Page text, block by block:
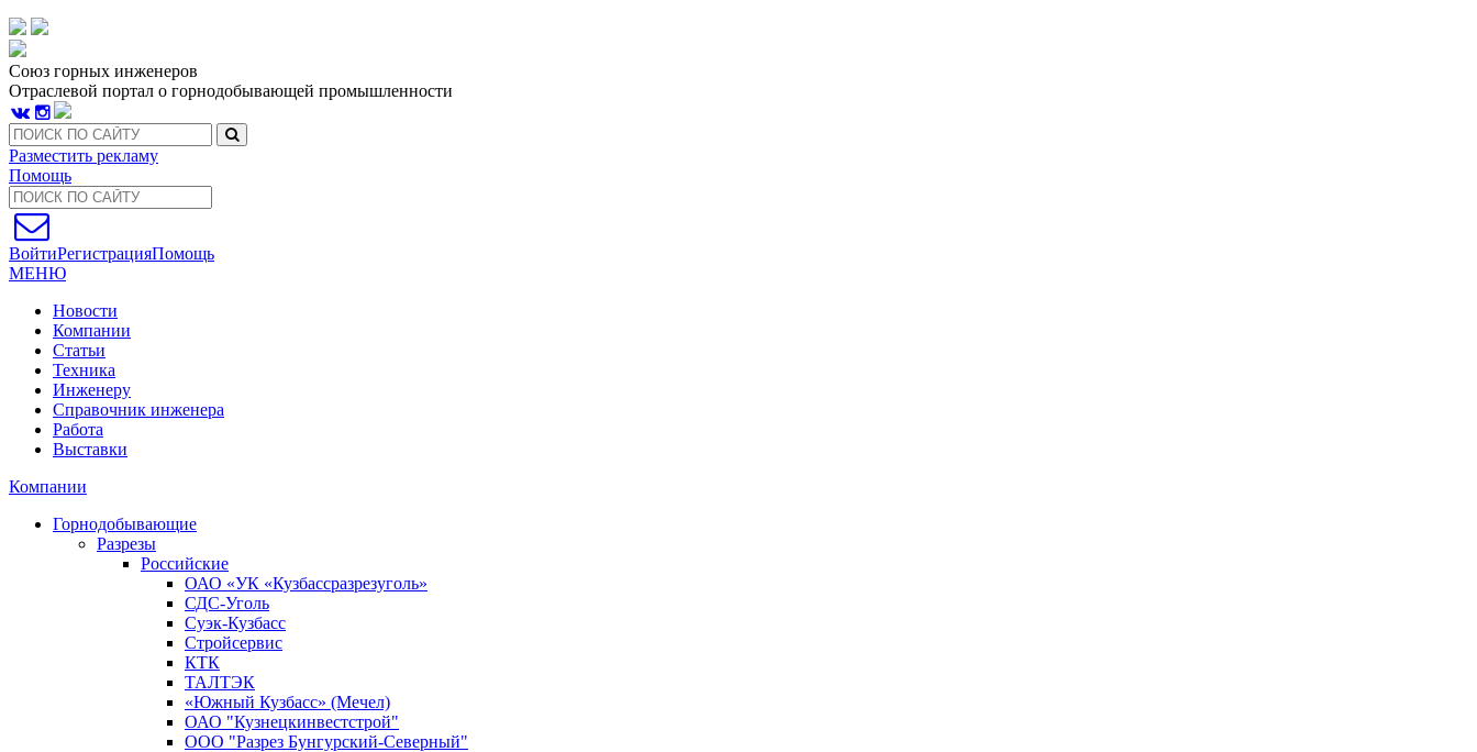
Союз горных инженеров
Отраслевой портал о горнодобывающей промышленности
Разместить рекламу
Помощь
ВойтиРегистрацияПомощь
МЕНЮ
Новости
Компании
Статьи
Техника
Инженеру
Справочник инженера
Работа
Выставки
Компании
Горнодобывающие
Разрезы
Российские
ОАО «УК «Кузбассразрезуголь»
СДС-Уголь
Суэк-Кузбасс
Стройсервис
КТК
ТАЛТЭК
«Южный Кузбасс» (Мечел)
ОАО "Кузнецкинвестстрой"
ООО "Разрез Бунгурский-Северный"